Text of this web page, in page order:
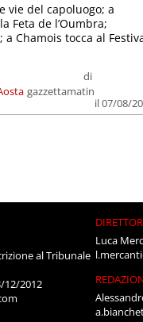
di
gazzettamatin
il 07/08/
vie del capoluogo; a
Feta de l’Oumbra;
Chamois tocca al
al Tribunale
12/2012
Luca